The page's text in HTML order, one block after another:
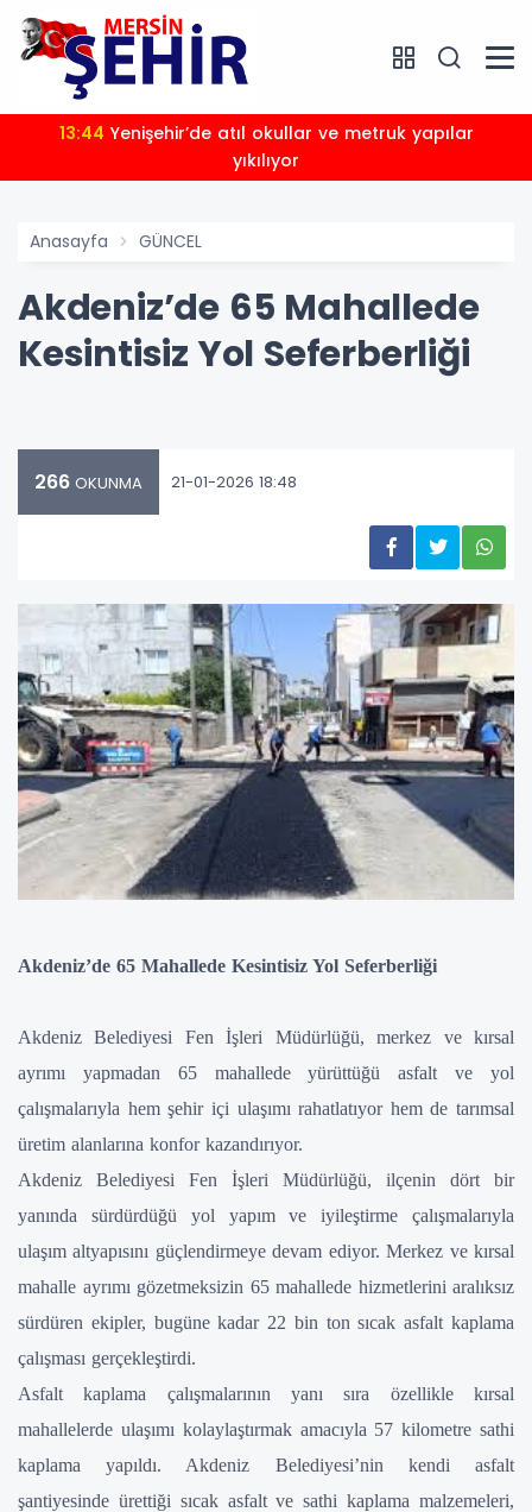
13:44
yıkılıyor
Anasayfa GÜNCEL
Akdeniz’de 65 Mahallede
Kesintisiz Yol Seferberliği
266 OKUNMA 21-01-2026 18:48
Akdeniz’de 65 Mahallede Kesintisiz Yol Seferberliği
Akdeniz Belediyesi Fen İşleri Müdürlüğü, merkez ve kırsal
ayrımı yapmadan 65 mahallede yürüttüğü asfalt ve yol
çalışmalarıyla hem şehir içi ulaşımı rahatlatıyor hem de tarımsal
üretim alanlarına konfor kazandırıyor.
Akdeniz Belediyesi Fen İşleri Müdürlüğü, ilçenin dört bir
yanında sürdürdüğü yol yapım ve iyileştirme çalışmalarıyla
ulaşım altyapısını güçlendirmeye devam ediyor. Merkez ve kırsal
mahalle ayrımı gözetmeksizin 65 mahallede hizmetlerini aralıksız
sürdüren ekipler, bugüne kadar 22 bin ton sıcak asfalt kaplama
çalışması gerçekleştirdi.
Asfalt kaplama çalışmalarının yanı sıra özellikle kırsal
mahallelerde ulaşımı kolaylaştırmak amacıyla 57 kilometre sathi
kaplama yapıldı. Akdeniz Belediyesi’nin kendi asfalt
şantiyesinde ürettiği sıcak asfalt ve sathi kaplama malzemeleri,